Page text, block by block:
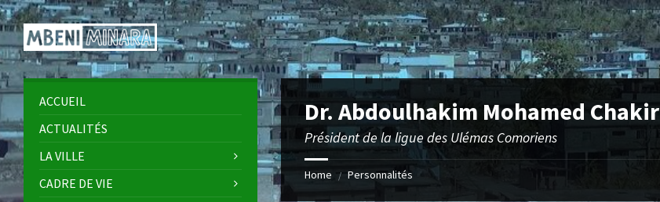
Skip
to
content
Skip
to
left
sidebar
Skip
to
right
sidebar
Skip
to
footer
Dr. Abdoulhakim Mohamed Chakir
Président de la ligue des Ulémas Comoriens
Home / Personnalités
ACCUEIL
ACTUALITÉS
LA VILLE
CADRE DE VIE